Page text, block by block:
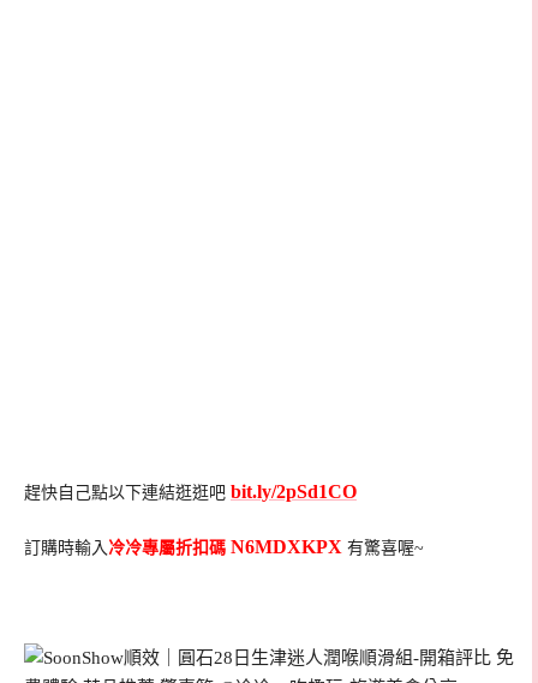
趕快自己點以下連結逛逛吧 bit.ly/2pSd1CO
訂購時輸入 冷冷專屬折扣碼 N6MDXKPX 有驚喜喔~